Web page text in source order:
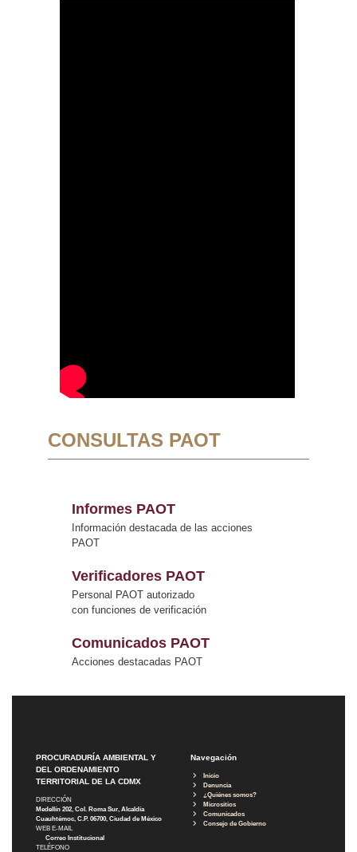
CONSULTAS PAOT
Informes PAOT
Información destacada de las acciones
PAOT
Verificadores PAOT
Personal PAOT autorizado
con funciones de verificación
Comunicados PAOT
Acciones destacadas PAOT
PROCURADURÍA AMBIENTAL Y
DEL ORDENAMIENTO
TERRITORIAL DE LA CDMX
DIRECCIÓN
Medellín 202, Col. Roma Sur, Alcaldía
Cuauhtémoc, C.P. 06700, Ciudad de México
WEB E-MAIL
Correo Institucional
TELÉFONO
Navegación
Inicio
Denuncia
¿Quiénes somos?
Micrositios
Comunicados
Consejo de Gobierno